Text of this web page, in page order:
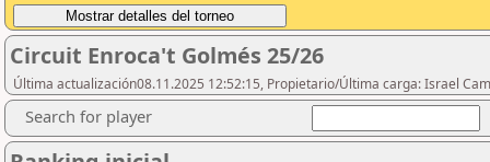
Circuit Enroca't Golmés 25/26
Última actualización08.11.2025 12:52:15, Propietario/Última carga: Israel
Search for player